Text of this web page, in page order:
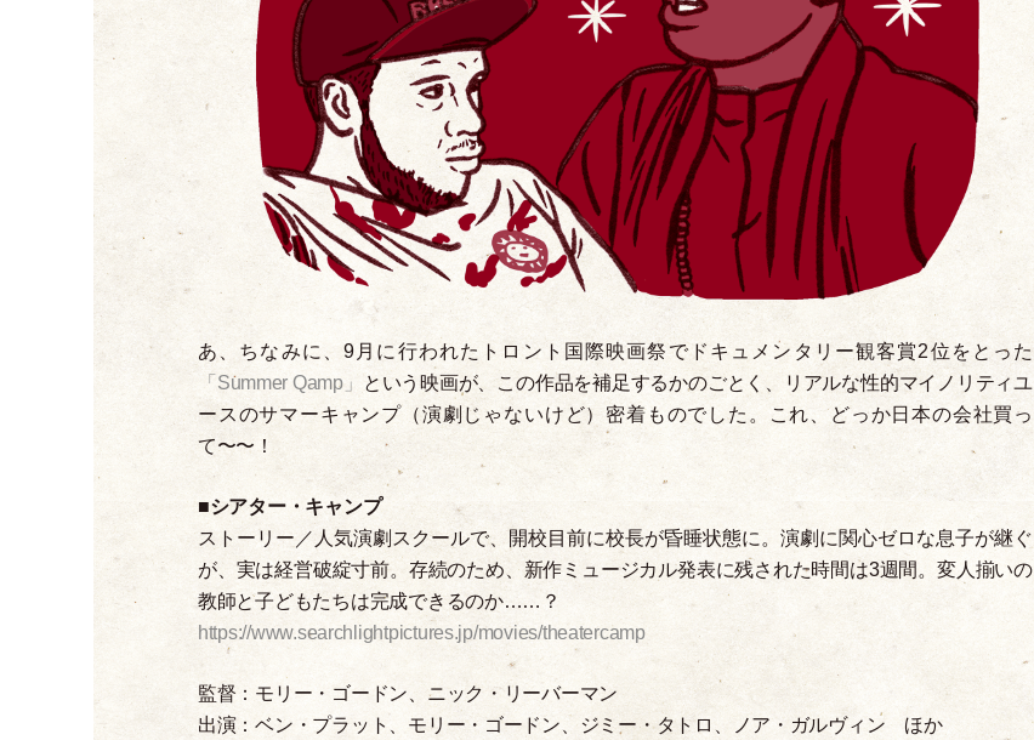
あ、ちなみに、9月に行われたトロント国際映画祭でドキュメンタリー観客賞2位をとった
「 Summer Qamp」
という映画が、この作品を補足するかのごとく、リアルな性的マイノリティユ
ースのサマーキャンプ （演劇じゃないけど） 密着ものでした。これ、どっか日本の会社買っ
て〜〜！
■シアター・ キャンプ
ストーリー／人気演劇スクールで、開校目前に校長が昏睡状態に。演劇に関心ゼロな息子が継ぐ
が、実は経営破綻寸前。存続のため、新作ミュージカル発表に残された時間は3週間。変人揃いの
教師と子どもたちは完成できるのか……？
https://www.searchlightpictures.jp/movies/theatercamp
監督：モリー ・ ゴードン、ニック ・ リーバーマン
出演：ベン ・ プラット、モリー・ ゴードン、ジミー・タトロ、ノア・ ガルヴィン ほか